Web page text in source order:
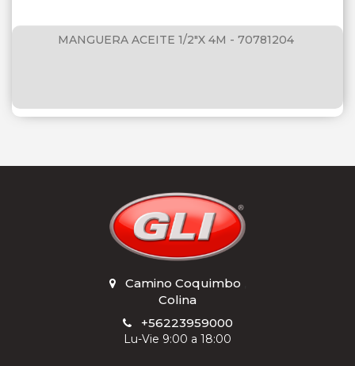
MANGUERA ACEITE 1/2"X 4M - 70781204
Camino Coquimbo
Colina
+56223959000
Lu-Vie 9:00 a 18:00